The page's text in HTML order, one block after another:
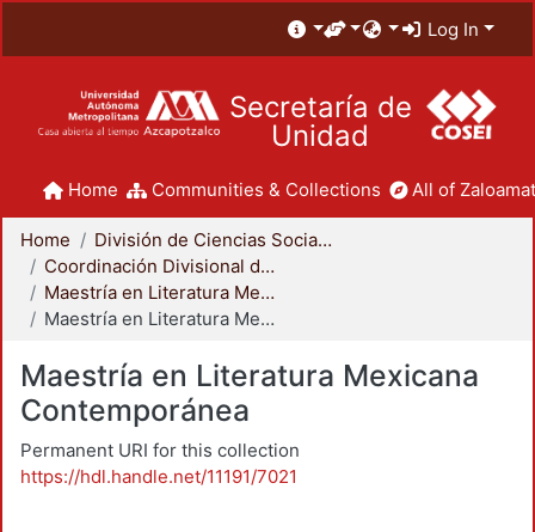
Log In
Secretaría de
Unidad
Home Communities & Collections All of
Home
División de Ciencias Sociales y Humanidades
Coordinación Divisional de Posgrado
Maestría en Literatura Mexicana Contemporánea
Maestría en Literatura Mexicana Contemporánea
Maestría en Literatura Mexicana
Contemporánea
Permanent URI for this collection
https://hdl.handle.net/11191/7021